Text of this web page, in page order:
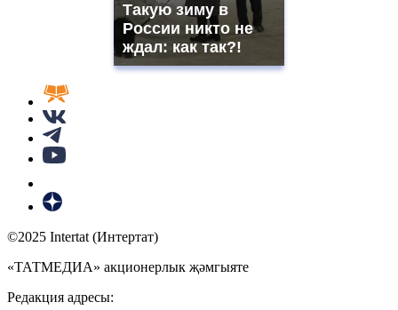
Такую зиму в
России никто не
ждал: как так?!
©2025 Intertat (Интертат)
«ТАТМЕДИА» акционерлык җәмгыяте
Редакция адресы: